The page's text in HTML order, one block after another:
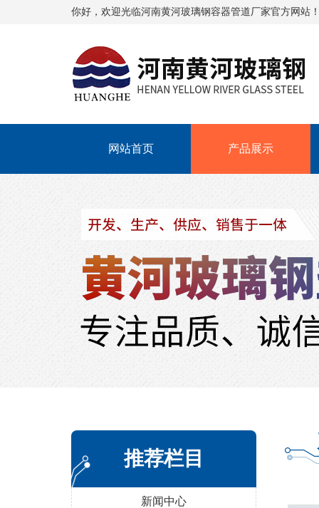
你好，欢迎光临河南黄河玻璃钢容器管道厂家官方网站
网站首页 产品展示
推荐栏目
新闻中心